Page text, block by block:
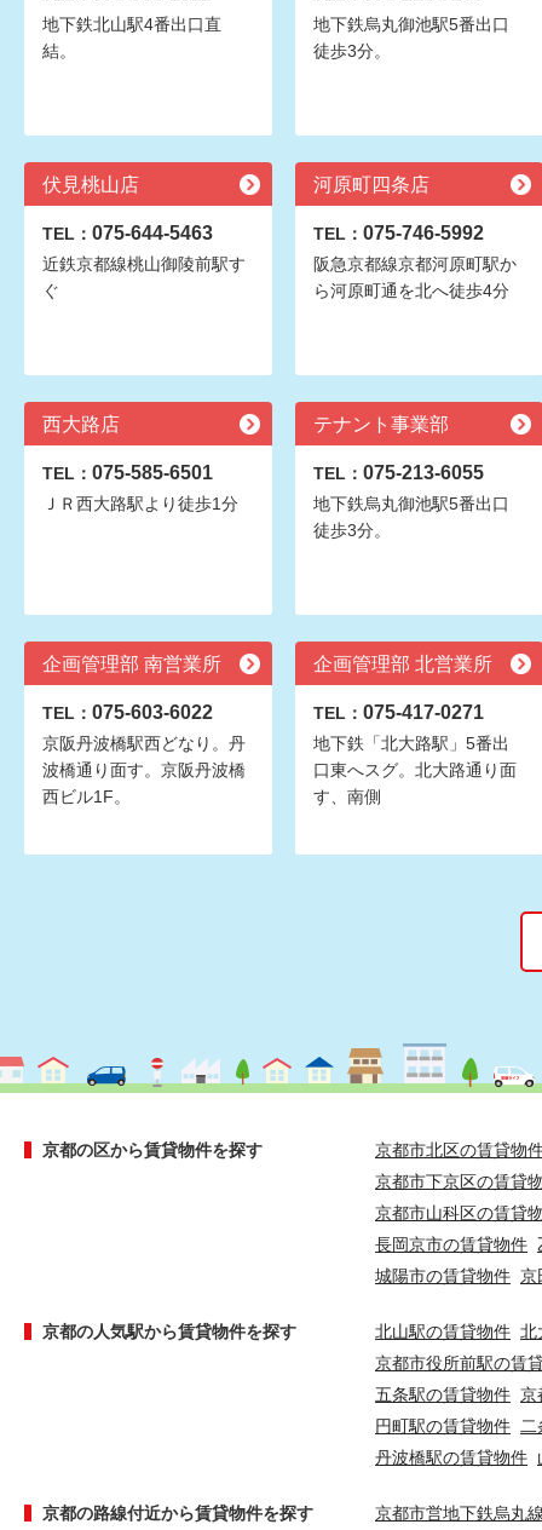
地下鉄北山駅4番出口直
結。
地下鉄烏丸御池駅5番出口
徒歩3分。
伏見桃山店
TEL： 075-644-5463
近鉄京都線桃山御陵前駅す
ぐ
河原町四条店
TEL： 075-746-5992
阪急京都線京都河原町駅か
ら河原町通を北へ徒歩4分
西大路店
TEL： 075-585-6501
ＪＲ西大路駅より徒歩1分
テナント事業部
TEL： 075-213-6055
地下鉄烏丸御池駅5番出口
徒歩3分。
企画管理部 南営業所
TEL： 075-603-6022
京阪丹波橋駅西どなり。丹
波橋通り面す。京阪丹波橋
西ビル1F。
企画管理部 北営業所
TEL： 075-417-0271
地下鉄「北大路駅」5番出
口東へスグ。北大路通り面
す、南側
京都の区から賃貸物件を探す
京都市北区の賃貸物
京都市下京区の賃貸
京都市山科区の賃貸
長岡京市の賃貸物件
城陽市の賃貸物件 京
京都の人気駅から賃貸物件を探す 北山駅の賃貸物件 北
京都市役所前駅の賃
五条駅の賃貸物件 京
円町駅の賃貸物件 二
丹波橋駅の賃貸物件
京都の路線付近から賃貸物件を探す
京都市営地下鉄烏丸